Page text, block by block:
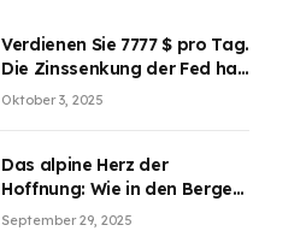
Verdienen Sie 7777 $ pro Tag.
Die Zinssenkung der Fed hat
die Aufmerksamkeit des
teilzuhaben
Oktober 3, 2025
Das alpine Herz der
Hoffnung: Wie in den Bergen
Österreichs die unsichtbaren
September 29, 2025